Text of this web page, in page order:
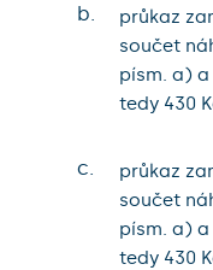
b.
průkaz
součet
písm. a)
tedy 430
c.
průkaz
součet
písm. a)
tedy 430